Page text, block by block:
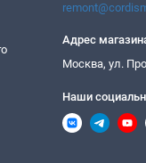
Адрес
Москва, ул.
Наши